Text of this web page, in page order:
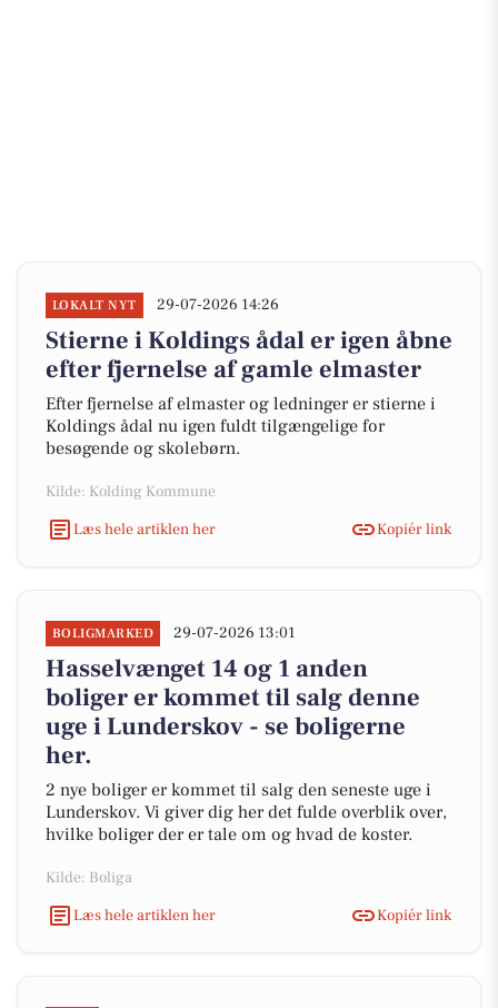
LOKALT NYT 29-07-2026 14:26
Stierne i Koldings ådal er igen åbne
efter fjernelse af gamle elmaster
Efter fjernelse af elmaster og ledninger er stierne i
Koldings ådal nu igen fuldt tilgængelige for
besøgende og skolebørn.
Kilde: Kolding Kommune
Læs hele artiklen her
Kopiér link
BOLIGMARKED 29-07-2026 13:01
Hasselvænget 14 og 1 anden
boliger er kommet til salg denne
uge i Lunderskov - se boligerne
her.
2 nye boliger er kommet til salg den seneste uge i
Lunderskov. Vi giver dig her det fulde overblik over,
hvilke boliger der er tale om og hvad de koster.
Kilde: Boliga
Læs hele artiklen her
Kopiér link